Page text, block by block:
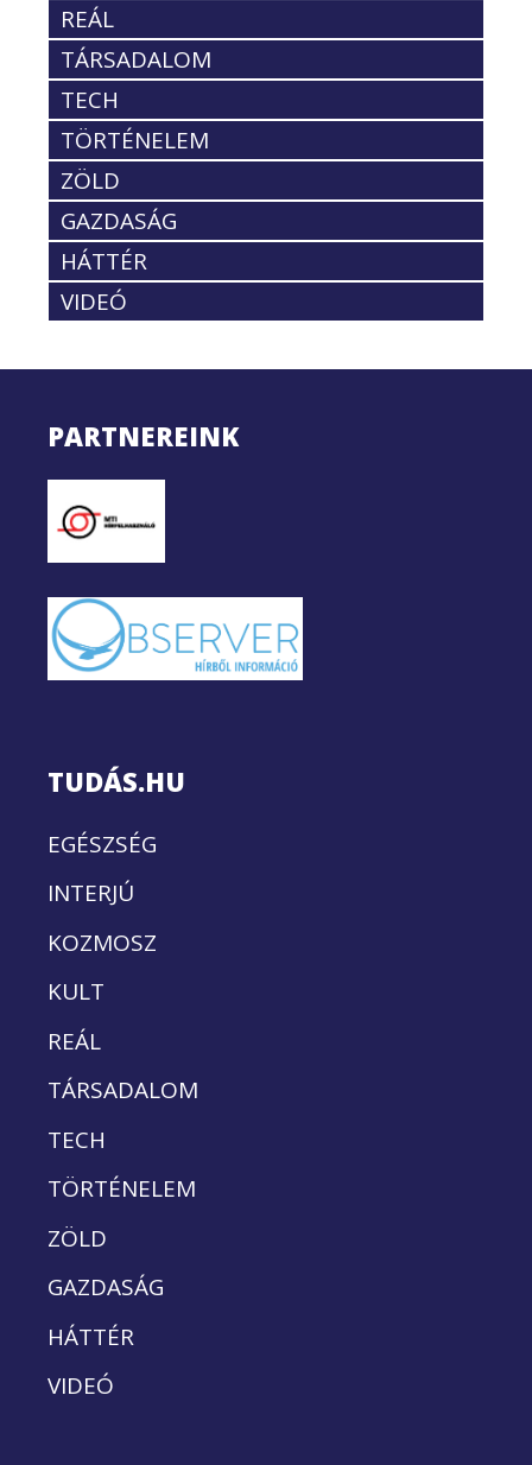
REÁL
TÁRSADALOM
TECH
TÖRTÉNELEM
ZÖLD
GAZDASÁG
HÁTTÉR
VIDEÓ
PARTNEREINK
TUDÁS.HU
EGÉSZSÉG
INTERJÚ
KOZMOSZ
KULT
REÁL
TÁRSADALOM
TECH
TÖRTÉNELEM
ZÖLD
GAZDASÁG
HÁTTÉR
VIDEÓ